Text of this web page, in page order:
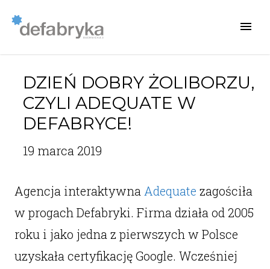
DZIEŃ DOBRY ŻOLIBORZU,
CZYLI ADEQUATE W
DEFABRYCE!
19 marca 2019
Agencja interaktywna Adequate zagościła
w progach Defabryki. Firma działa od 2005
roku i jako jedna z pierwszych w Polsce
uzyskała certyfikację Google. Wcześniej